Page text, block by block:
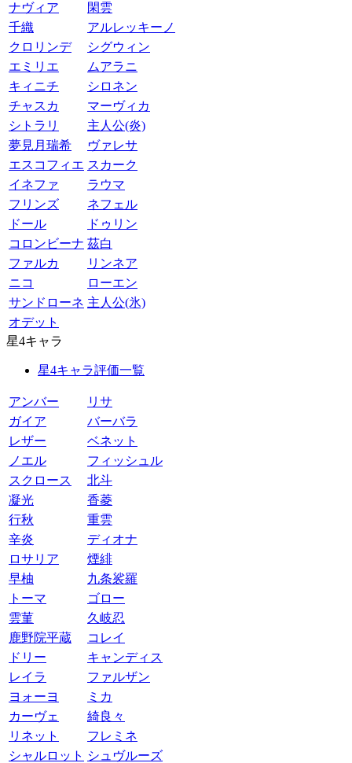
ナヴィア
閑雲
千織
アルレッキーノ
クロリンデ
シグウィン
エミリエ
ムアラニ
キィニチ
シロネン
チャスカ
マーヴィカ
シトラリ
主人公(炎)
夢見月瑞希
ヴァレサ
エスコフィエ スカーク
イネファ
ラウマ
フリンズ
ネフェル
ドール
ドゥリン
コロンビーナ 茲白
ファルカ
リンネア
ニコ
ローエン
サンドローネ 主人公(氷)
オデット
星4キャラ
星4キャラ評価一覧
アンバー
リサ
ガイア
バーバラ
レザー
ベネット
ノエル
フィッシュル
スクロース
北斗
凝光
香菱
行秋
重雲
辛炎
ディオナ
ロサリア
煙緋
早柚
九条裟羅
トーマ
ゴロー
雲菫
久岐忍
鹿野院平蔵
コレイ
ドリー
キャンディス
レイラ
ファルザン
ヨォーヨ
ミカ
カーヴェ
綺良々
リネット
フレミネ
シャルロット シュヴルーズ